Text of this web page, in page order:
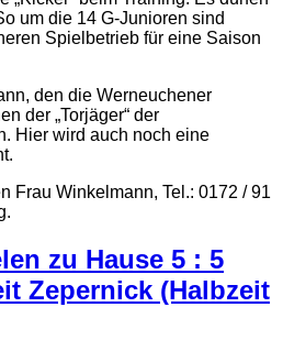
um die 14 G-Junioren sind
Spielbetrieb für eine Saison
den die Werneuchener
der „Torjäger“ der
Hier wird auch noch eine
Frau Winkelmann, Tel.: 0172 / 91
zu Hause 5 : 5
Zepernick (Halbzeit